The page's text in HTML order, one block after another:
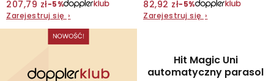
207,79 zł−5%
Zarejestruj się ›
82,92 zł−5%
Zarejestruj się ›
Hit Magic Uni
automatyczny parasol